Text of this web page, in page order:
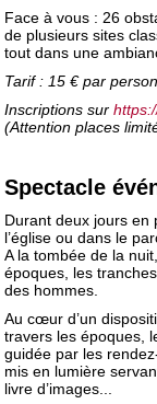
Face à vous : 26
de plusieurs sites
tout dans une
Tarif : 15 € par
Inscriptions sur
(Attention places
Spectacle
Durant deux jours en
l’église ou dans le
A la tombée de la
époques, les
des hommes.
Au cœur d’un
travers les époques,
guidée par les
mis en lumière
livre d’images...